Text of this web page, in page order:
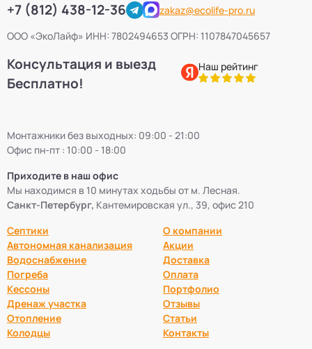
+7 (812) 438-12-36
zakaz@ecolife-pro.ru
ООО «ЭкоЛайф» ИНН: 7802494653 ОГРН: 1107847045657
Консультация и выезд
Бесплатно!
Наш рейтинг
Монтажники без выходных: 09:00 - 21:00
Офис пн-пт : 10:00 - 18:00
Приходите в наш офис
Мы находимся в 10 минутах ходьбы от м. Лесная.
Санкт-Петербург, Кантемировская ул., 39, офис 210
Септики
Автономная канализация
Водоснабжение
Погреба
Кессоны
Дренаж участка
Отопление
Колодцы
О компании
Акции
Доставка
Оплата
Портфолио
Отзывы
Статьи
Контакты